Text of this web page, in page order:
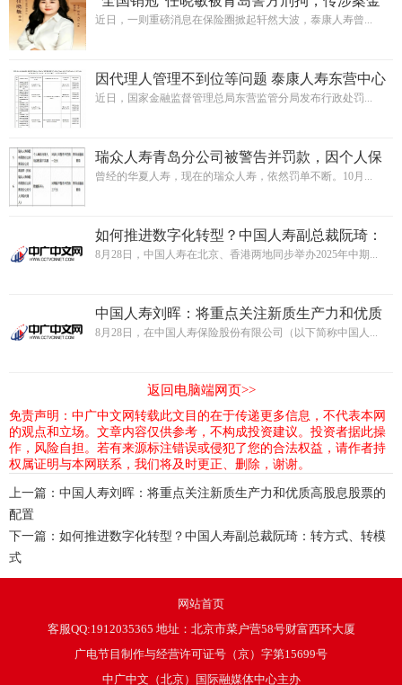
额约3亿至4亿元，泰康人寿回应
近日，一则重磅消息在保险圈掀起轩然大波，泰康人寿曾...
因代理人管理不到位等问题 泰康人寿东营中心
支公司及相关责任人被处罚
近日，国家金融监督管理总局东营监管分局发布行政处罚...
瑞众人寿青岛分公司被警告并罚款，因个人保
险代理人培训档案不完整 瑞众人寿青岛分公司
曾经的华夏人寿，现在的瑞众人寿，依然罚单不断。10月...
如何推进数字化转型？中国人寿副总裁阮琦：
转方式、转模式
8月28日，中国人寿在北京、香港两地同步举办2025年中期...
中国人寿刘晖：将重点关注新质生产力和优质
高股息股票的配置
8月28日，在中国人寿保险股份有限公司（以下简称中国人...
返回电脑端网页>>
免责声明：中广中文网转载此文目的在于传递更多信息，不代表本网
的观点和立场。文章内容仅供参考，不构成投资建议。投资者据此操
作，风险自担。若有来源标注错误或侵犯了您的合法权益，请作者持
权属证明与本网联系，我们将及时更正、删除，谢谢。
上一篇： 中国人寿刘晖：将重点关注新质生产力和优质高股息股票的
配置
下一篇： 如何推进数字化转型？中国人寿副总裁阮琦：转方式、转模
式
网站首页
客服QQ:1912035365 地址：北京市菜户营58号财富西环大厦
广电节目制作与经营许可证号（京）字第15699号
中广中文（北京）国际融媒体中心主办